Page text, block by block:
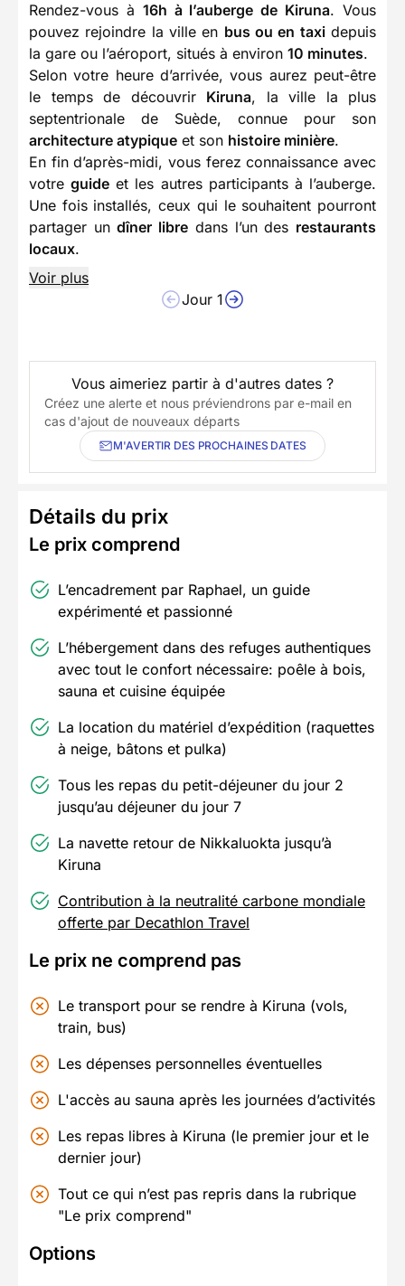
Rendez-vous à 16h à l’auberge de Kiruna. Vous
pouvez rejoindre la ville en bus ou en taxidepuis
la gare ou l’aéroport, situés à environ 10 minutes.
Selon votre heure d’arrivée, vous aurez peut-être
le temps de découvrir Kiruna, la ville la plus
septentrionale de Suède, connue pour son
architecture atypique et son histoire minière.
En fin d’après-midi, vous ferez connaissance avec
votreguide et les autres participants à l’auberge.
Une fois installés, ceux qui le souhaitent pourront
partager undîner libre dans l’un des restaurants
locaux.
Voir plus
Jour 1
Vous aimeriez partir à d'autres dates ?
Créez une alerte et nous préviendrons par e-mail en
cas d'ajout de nouveaux départs
M'AVERTIR DES PROCHAINES DATES
Détails du prix
Le prix comprend
L’encadrement par Raphael, un guide
expérimenté et passionné
L’hébergement dans des refuges authentiques
avec tout le confort nécessaire: poêle à bois,
sauna et cuisine équipée
La location du matériel d’expédition (raquettes
à neige, bâtons et pulka)
Tous les repas du petit-déjeuner du jour 2
jusqu’au déjeuner du jour 7
La navette retour de Nikkaluokta jusqu’à
Kiruna
Contribution à la neutralité carbone mondiale
offerte par Decathlon Travel
Le prix ne comprend pas
Le transport pour se rendre à Kiruna (vols,
train, bus)
Les dépenses personnelles éventuelles
L'accès au sauna après les journées d’activités
Les repas libres à Kiruna (le premier jour et le
dernier jour)
Tout ce qui n’est pas repris dans la rubrique
"Le prix comprend"
Options